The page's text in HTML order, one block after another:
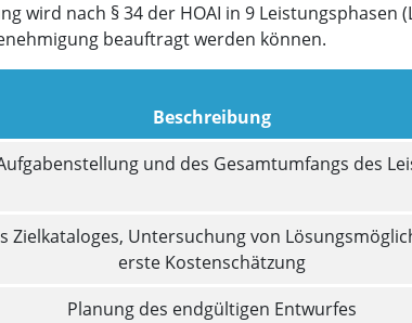
wird nach § 34 der HOAI in 9 Leistungsphasen
beauftragt werden können.
Beschreibung
und des Gesamtumfangs des
Zielkataloges, Untersuchung von
erste Kostenschätzung
Planung des endgültigen Entwurfes